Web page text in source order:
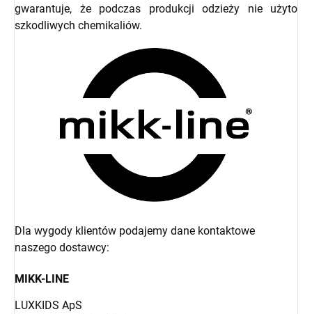
gwarantuje, że podczas produkcji odzieży nie użyto
szkodliwych chemikaliów.
Dla wygody klientów podajemy dane kontaktowe
naszego dostawcy:
MIKK-LINE
LUXKIDS ApS